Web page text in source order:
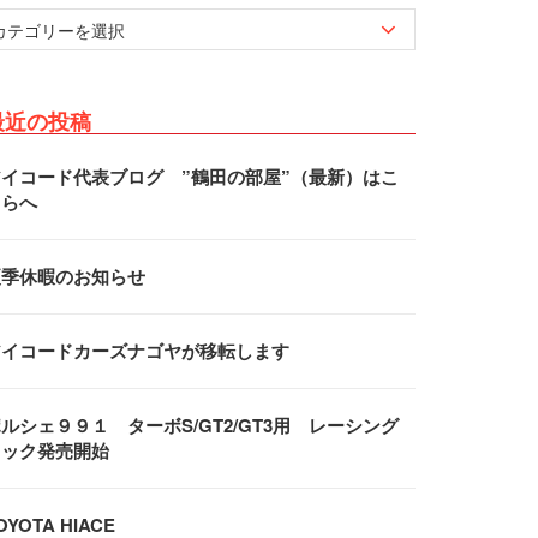
の投稿
コード代表ブログ ”鶴田の部屋”（最新）はこ
へ
休暇のお知らせ
コードカーズナゴヤが移転します
シェ９９１ ターボS/GT2/GT3用 レーシング
ク発売開始
HIACE